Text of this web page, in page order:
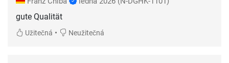
gute Qualität
Užitečná • Neužitečná